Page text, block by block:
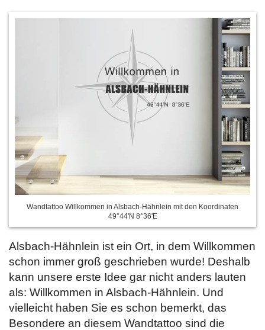
Wandtattoo Willkommen in Alsbach-Hähnlein mit den Koordinaten
49°44'N 8°36'E
Alsbach-Hähnlein ist ein Ort, in dem Willkommen
schon immer groß geschrieben wurde! Deshalb
kann unsere erste Idee gar nicht anders lauten
als: Willkommen in Alsbach-Hähnlein. Und
vielleicht haben Sie es schon bemerkt, das
Besondere an diesem Wandtattoo sind die